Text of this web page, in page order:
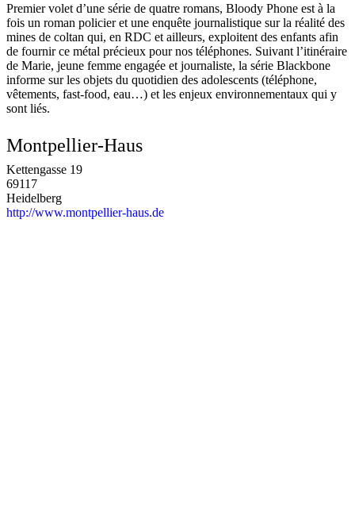
Premier volet d’une série de quatre romans, Bloody Phone est à la
fois un roman policier et une enquête journalistique sur la réalité des
mines de coltan qui, en RDC et ailleurs, exploitent des enfants afin
de fournir ce métal précieux pour nos téléphones. Suivant l’itinéraire
de Marie, jeune femme engagée et journaliste, la série Blackbone
informe sur les objets du quotidien des adolescents (téléphone,
vêtements, fast-food, eau…) et les enjeux environnementaux qui y
sont liés.
Montpellier-Haus
Kettengasse 19
69117
Heidelberg
http://www.montpellier-haus.de